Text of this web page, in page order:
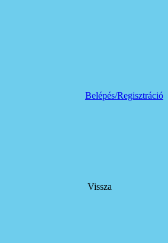
Belépés/Regisztráció
Vissza